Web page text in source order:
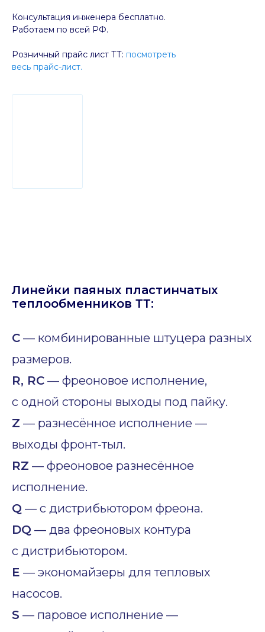
Консультация инженера бесплатно.
Работаем по всей РФ.
Розничный прайс лист ТТ: посмотреть
весь прайс-лист.
Линейки паяных пластинчатых
теплообменников ТТ:
C — комбинированные штуцера разных
размеров.
R, RC — фреоновое исполнение,
с одной стороны выходы под пайку.
Z — разнесённое исполнение —
выходы фронт-тыл.
RZ — фреоновое разнесённое
исполнение.
Q — с дистрибьютором фреона.
DQ — два фреоновых контура
с дистрибьютором.
E — экономайзеры для тепловых
насосов.
S — паровое исполнение —